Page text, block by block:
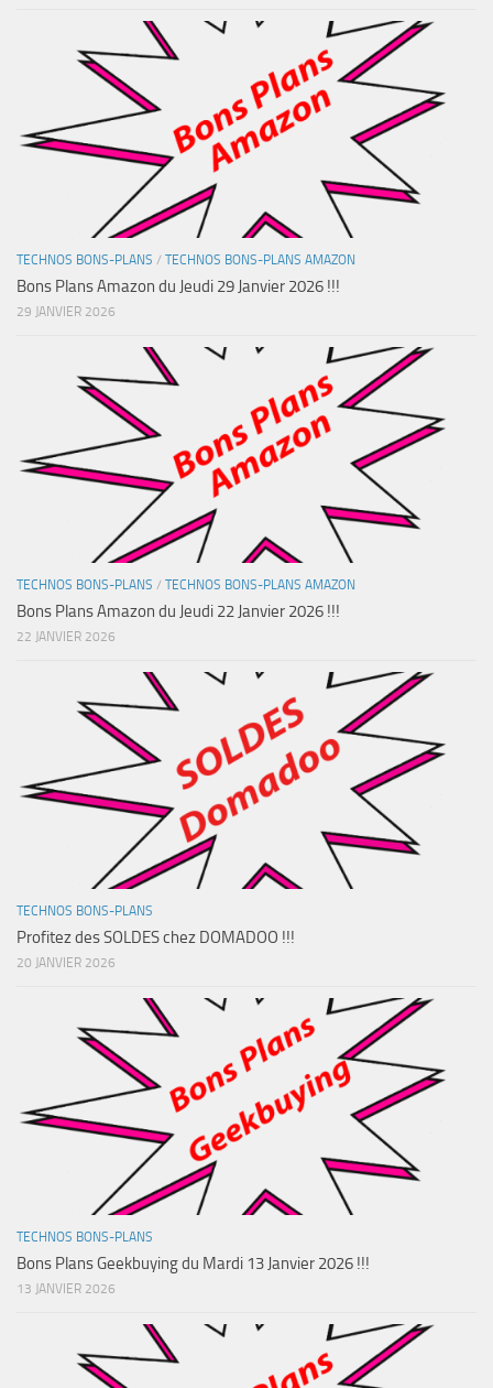
TECHNOS BONS-PLANS / TECHNOS BONS-PLANS AMAZON
Bons Plans Amazon du Jeudi 29 Janvier 2026 !!!
29 JANVIER 2026
TECHNOS BONS-PLANS / TECHNOS BONS-PLANS AMAZON
Bons Plans Amazon du Jeudi 22 Janvier 2026 !!!
22 JANVIER 2026
TECHNOS BONS-PLANS
Profitez des SOLDES chez DOMADOO !!!
20 JANVIER 2026
TECHNOS BONS-PLANS
Bons Plans Geekbuying du Mardi 13 Janvier 2026 !!!
13 JANVIER 2026